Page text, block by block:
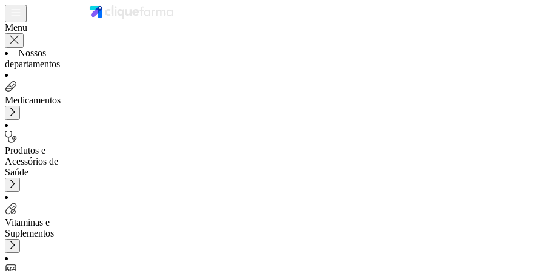
Menu
Nossos
departamentos
Medicamentos
Produtos e
Acessórios de
Saúde
Vitaminas e
Suplementos